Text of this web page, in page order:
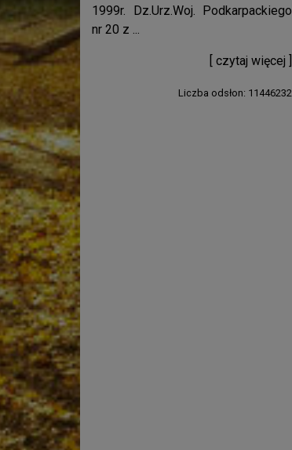
1999r. Dz.Urz.Woj. Podkarpackiego
nr 20 z ...
[ czytaj więcej ]
Liczba odsłon: 11446232